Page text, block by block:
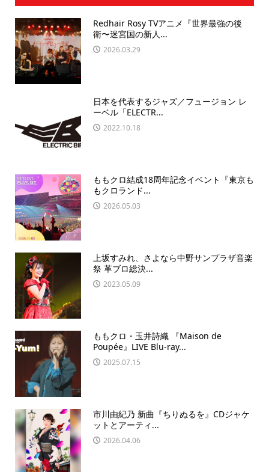
Redhair Rosy TVアニメ『世界最強の後
衛〜迷宮国の新人...
2026.03.29
日本を代表するジャズ／フュージョン レ
ーベル「ELECTR...
2022.10.18
ももクロ結成18周年記念イベント『東京も
もクロランド...
2026.05.03
上坂すみれ、さよなら中野サンプラザ音楽
祭 革ブロ総決...
2023.05.09
ももクロ・玉井詩織 『Maison de
Poupée』LIVE Blu-ray...
2025.07.15
市川由紀乃 新曲『ちりぬるを』CDジャケ
ットとアーティ...
2026.04.06